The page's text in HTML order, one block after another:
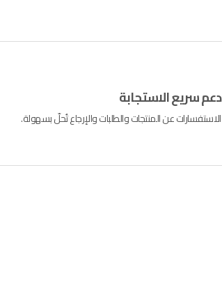
دعم سريع الاستجابة
الاستفسارات عن المنتجات والطلبات والإرجاع تُحلّ بسهولة.